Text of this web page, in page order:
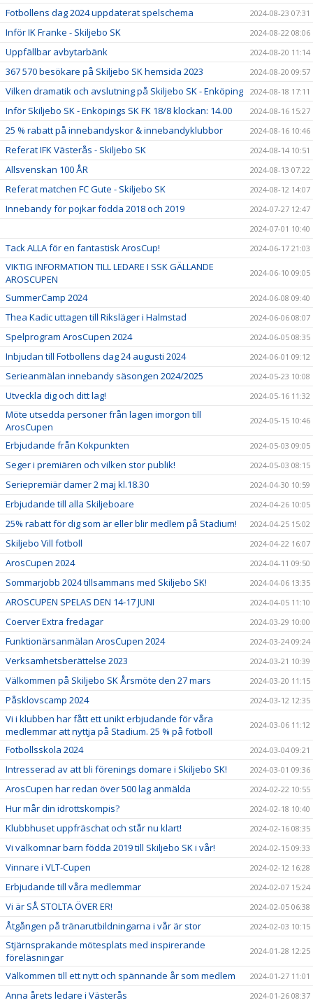
Fotbollens dag 2024 uppdaterat spelschema 2024-08-23 07:31
Inför IK Franke - Skiljebo SK 2024-08-22 08:06
Uppfällbar avbytarbänk 2024-08-20 11:14
367 570 besökare på Skiljebo SK hemsida 2023 2024-08-20 09:57
Vilken dramatik och avslutning på Skiljebo SK - Enköping 2024-08-18 17:11
Inför Skiljebo SK - Enköpings SK FK 18/8 klockan: 14.00 2024-08-16 15:27
25 % rabatt på innebandyskor & innebandyklubbor 2024-08-16 10:46
Referat IFK Västerås - Skiljebo SK 2024-08-14 10:51
Allsvenskan 100 ÅR 2024-08-13 07:22
Referat matchen FC Gute - Skiljebo SK 2024-08-12 14:07
Innebandy för pojkar födda 2018 och 2019
2024-07-27 12:47
2024-07-01 10:40
Tack ALLA för en fantastisk ArosCup! 2024-06-17 21:03
VIKTIG INFORMATION TILL LEDARE I SSK GÄLLANDE
AROSCUPEN
2024-06-10 09:05
SummerCamp 2024 2024-06-08 09:40
Thea Kadic uttagen till Riksläger i Halmstad 2024-06-06 08:07
Spelprogram ArosCupen 2024 2024-06-05 08:35
Inbjudan till Fotbollens dag 24 augusti 2024 2024-06-01 09:12
Serieanmälan innebandy säsongen 2024/2025 2024-05-23 10:08
Utveckla dig och ditt lag! 2024-05-16 11:32
Möte utsedda personer från lagen imorgon till
ArosCupen
2024-05-15 10:46
Erbjudande från Kokpunkten 2024-05-03 09:05
Seger i premiären och vilken stor publik! 2024-05-03 08:15
Seriepremiär damer 2 maj kl.18.30 2024-04-30 10:59
Erbjudande till alla Skiljeboare 2024-04-26 10:05
25% rabatt för dig som är eller blir medlem på Stadium! 2024-04-25 15:02
Skiljebo Vill fotboll 2024-04-22 16:07
ArosCupen 2024 2024-04-11 09:50
Sommarjobb 2024 tillsammans med Skiljebo SK! 2024-04-06 13:35
AROSCUPEN SPELAS DEN 14-17 JUNI 2024-04-05 11:10
Coerver Extra fredagar 2024-03-29 10:00
Funktionärsanmälan ArosCupen 2024 2024-03-24 09:24
Verksamhetsberättelse 2023 2024-03-21 10:39
Välkommen på Skiljebo SK Årsmöte den 27 mars 2024-03-20 11:15
Påsklovscamp 2024 2024-03-12 12:35
Vi i klubben har fått ett unikt erbjudande för våra
medlemmar att nyttja på Stadium. 25 % på fotboll
2024-03-06 11:12
Fotbollsskola 2024 2024-03-04 09:21
Intresserad av att bli förenings domare i Skiljebo SK! 2024-03-01 09:36
ArosCupen har redan över 500 lag anmälda 2024-02-22 10:55
Hur mår din idrottskompis? 2024-02-18 10:40
Klubbhuset uppfräschat och står nu klart! 2024-02-16 08:35
Vi välkomnar barn födda 2019 till Skiljebo SK i vår! 2024-02-15 09:33
Vinnare i VLT-Cupen 2024-02-12 16:28
Erbjudande till våra medlemmar 2024-02-07 15:24
Vi är SÅ STOLTA ÖVER ER! 2024-02-05 06:38
Åtgången på tränarutbildningarna i vår är stor 2024-02-03 10:15
Stjärnsprakande mötesplats med inspirerande
föreläsningar
2024-01-28 12:25
Välkommen till ett nytt och spännande år som medlem 2024-01-27 11:01
Anna årets ledare i Västerås 2024-01-26 08:37